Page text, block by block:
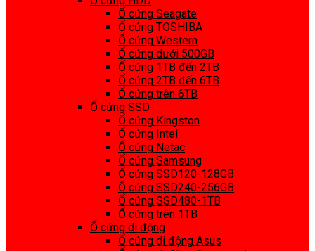
Ổ cứng Seagate
Ổ cứng TOSHIBA
Ổ cứng Western
Ổ cứng dưới 500GB
Ổ cứng 1TB đến 2TB
Ổ cứng 2TB đến 6TB
Ổ cứng trên 6TB
Ổ cứng SSD
Ổ cứng Kingston
Ổ cứng Intel
Ổ cứng Netac
Ổ cứng Samsung
Ổ cứng SSD120-128GB
Ổ cứng SSD240-256GB
Ổ cứng SSD480-1TB
Ổ cứng trên 1TB
Ổ cứng di động
Ổ cứng di động Asus